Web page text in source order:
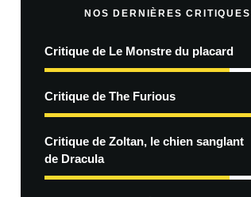
NOS DERNIÈRES CRITIQUES
Critique de Le Monstre du placard
Critique de The Furious
Critique de Zoltan, le chien sanglant
de Dracula